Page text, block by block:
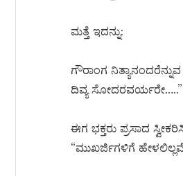
ಮತ್ತೆ ಇದನ್ನು:
ಗೌರಾಂಗ ನಿತ್ಯಾನಂದರೆನ್ನುವ
ದಿವ್ಯ ಸೋದರವರ್ಯರೇ…..”
ಈಗ ಭಕ್ತರು ಪ್ರಸಾದ
“ಮುಖರ್ಜಿಗಳಿಗೆ